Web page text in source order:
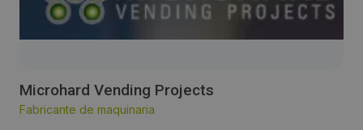
Microhard Vending Projects
Fabricante de maquinaria